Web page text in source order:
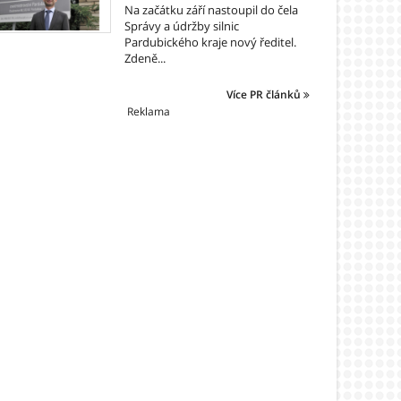
Na začátku září nastoupil do čela
Správy a údržby silnic
Pardubického kraje nový ředitel.
Zdeně...
Více PR článků
Reklama